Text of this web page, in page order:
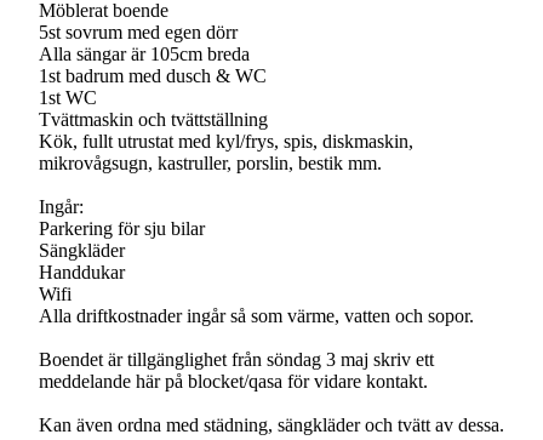
Möblerat boende
5st sovrum med egen dörr
Alla sängar är 105cm breda
1st badrum med dusch & WC
1st WC
Tvättmaskin och tvättställning
Kök, fullt utrustat med kyl/frys, spis, diskmaskin,
mikrovågsugn, kastruller, porslin, bestik mm.
Ingår:
Parkering för sju bilar
Sängkläder
Handdukar
Wifi
Alla driftkostnader ingår så som värme, vatten och sopor.
Boendet är tillgänglighet från söndag 3 maj skriv ett
meddelande här på blocket/qasa för vidare kontakt.
Kan även ordna med städning, sängkläder och tvätt av dessa.